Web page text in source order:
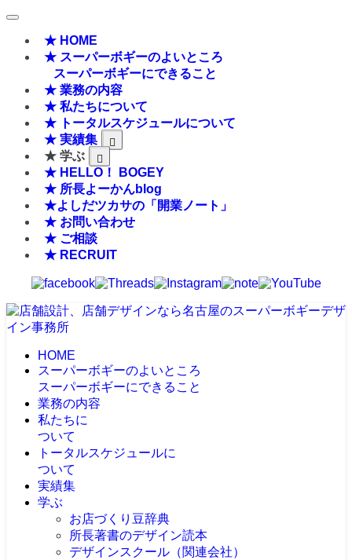
★ HOME
★ スーパーボギーのよいところ
スーパーボギーにできること
★ 業務の内容
★ 私たちについて
★ トータルスケジュールについて
★ 実績集
★ 学ぶ
★ HELLO！ BOGEY
★ 所長よーかんblog
★よしだツカサの「開業ノート」
★ お問い合わせ
★ ご相談
★ RECRUIT
HOME
スーパーボギーのよいところ
スーパーボギーにできること
業務の内容
私たちに
ついて
トータルスケジュールに
ついて
実績集
学ぶ
お店づくり豆辞典
所長著書のデザイン読本
デザインスクール（関連会社）